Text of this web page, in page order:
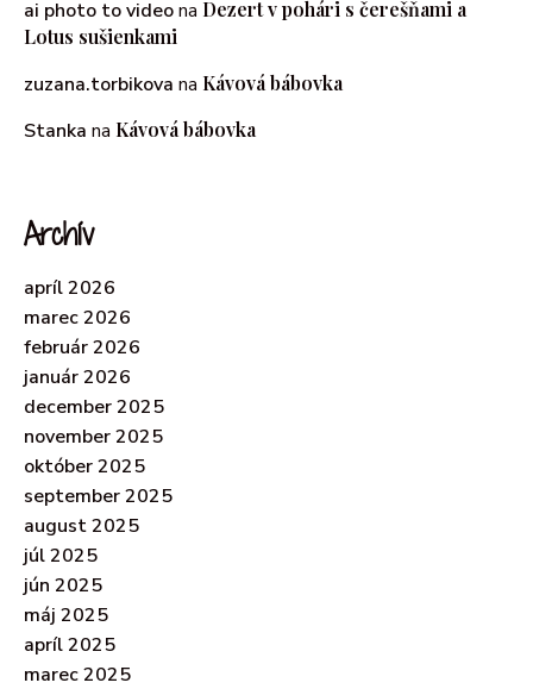
ai photo to videona Dezert v pohári s čerešňami a
Lotus sušienkami
zuzana.torbikova na Kávová bábovka
Stanka na Kávová bábovka
Archív
apríl 2026
marec 2026
február 2026
január 2026
december 2025
november 2025
október 2025
september 2025
august 2025
júl 2025
jún 2025
máj 2025
apríl 2025
marec 2025